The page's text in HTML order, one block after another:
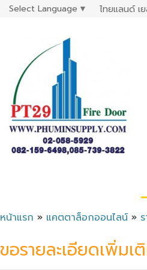
Select Language ▼ ไทยแลนด์ เย
หน้าแรก » แคตตาล็อกออนไลน์ »
ขอรายละเอียดเพิ่มเ